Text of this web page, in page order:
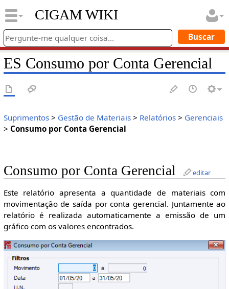
CIGAM WIKI
ES Consumo por Conta Gerencial
Suprimentos> Gestão de Materiais> Relatórios> Gerenciais
> Consumo por Conta Gerencial
Consumo por Conta Gerencial editar
Este relatório apresenta a quantidade de materiais com
movimentação de saída por conta gerencial. Juntamente ao
relatório é realizada automaticamente a emissão de um
gráfico com os valores encontrados.